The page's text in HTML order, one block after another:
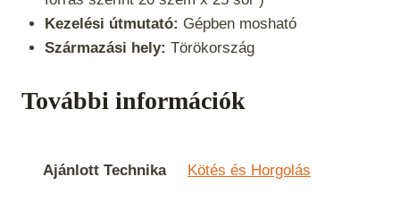
Kezelési útmutató: Gépben mosható
Származási hely: Törökország
További információk
Ajánlott Technika Kötés és Horgolás